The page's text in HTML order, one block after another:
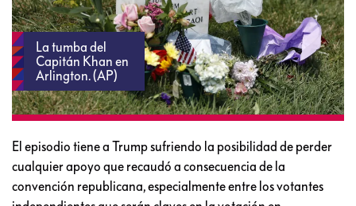
La tumba del
Capitán Khan en
Arlington. (AP)
El episodio tiene a Trump sufriendo la posibilidad de perder
cualquier apoyo que recaudó a consecuencia de la
convención republicana, especialmente entre los votantes